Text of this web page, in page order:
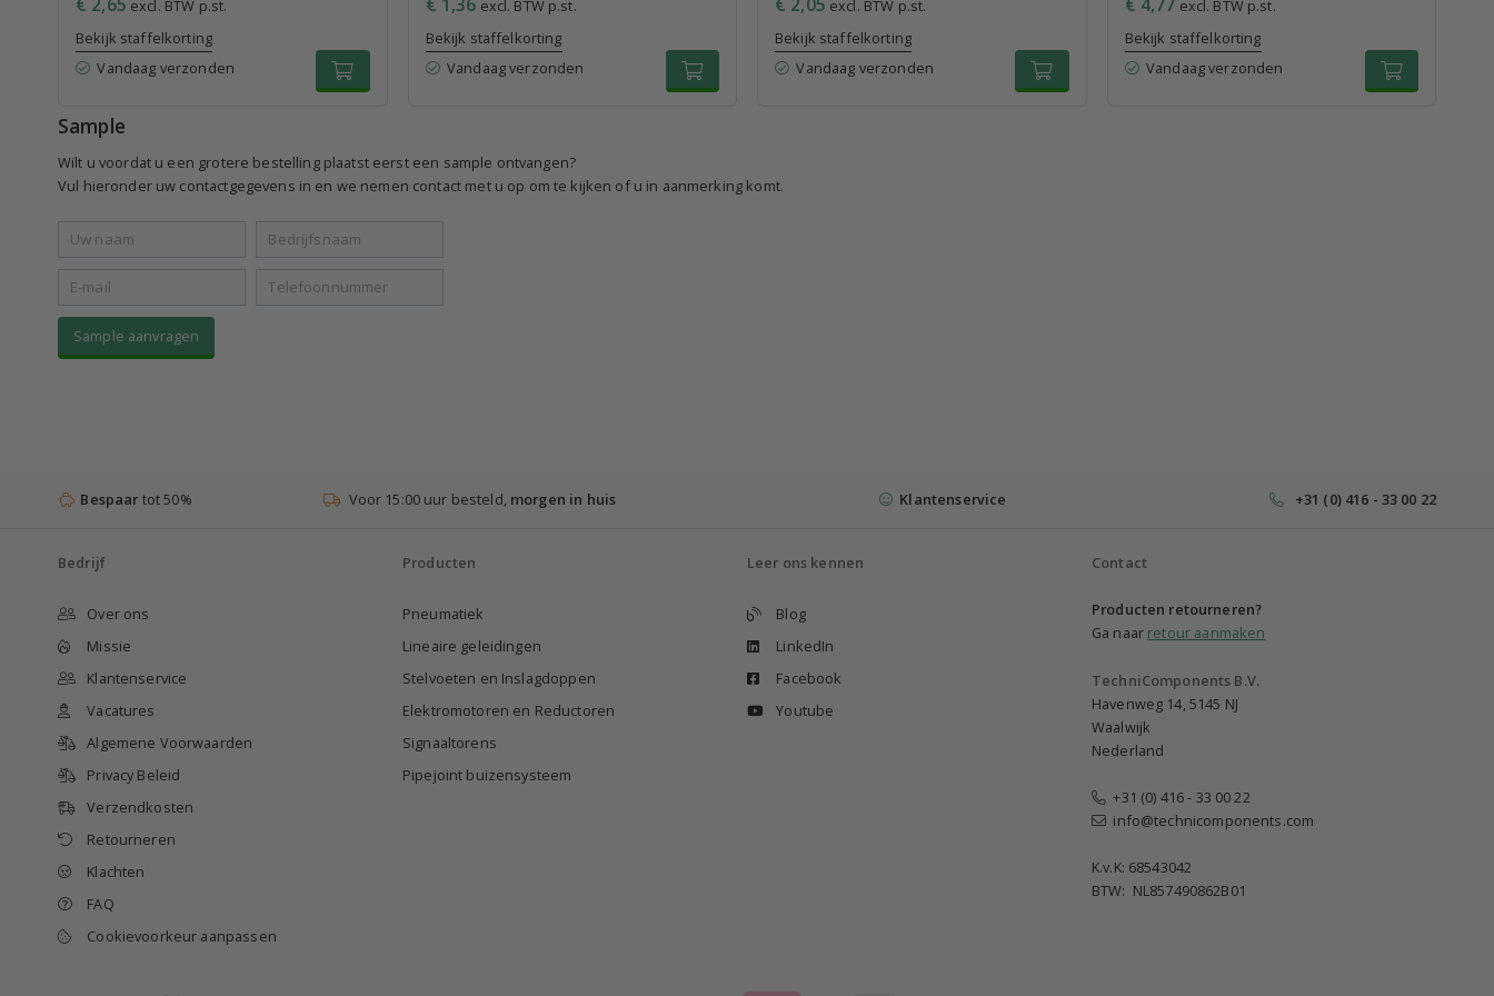
excl. BTW p.st.
Bekijk staffelkorting
Vandaag verzonden
excl. BTW p.st.
Bekijk staffelkorting
Vandaag verzonden
excl. BTW p.st.
Bekijk staffelkorting
Vandaag verzonden
excl. BTW p.st.
Bekijk staffelkorting
Vandaag verzonden
Sample
Wilt u voordat u een grotere bestelling plaatst eerst een sample ontvangen?
Vul hieronder uw contactgegevens in en we nemen contact met u op om te kijken of u in aanmerking komt.
Sample aanvragen
Bespaar tot 50% Voor 15:00 uur besteld, morgen in huis Klantenservice +31 (0) 416 - 33 00 22
Bedrijf
Over ons
Missie
Klantenservice
Vacatures
Algemene Voorwaarden
Privacy Beleid
Verzendkosten
Retourneren
Klachten
FAQ
Cookievoorkeur aanpassen
Producten
Pneumatiek
Lineaire geleidingen
Stelvoeten en Inslagdoppen
Elektromotoren en Reductoren
Signaaltorens
Pipejoint buizensysteem
Leer ons kennen
Blog
LinkedIn
Facebook
Youtube
Contact
Producten retourneren?
Ga naar retour aanmaken
TechniComponents B.V.
Havenweg 14, 5145 NJ
Waalwijk
Nederland
+31 (0) 416 - 33 00 22
info@technicomponents.com
K.v.K: 68543042
BTW: NL857490862B01